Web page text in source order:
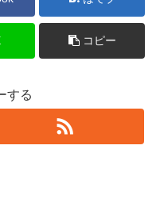
コピー
する